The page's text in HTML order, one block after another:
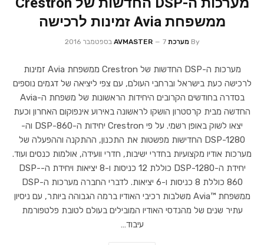
ממשפחת Avia זמינות לרכישה
By מערכת AVMASTER7 בספטמבר 2016
מערכות ה-DSP החדשות של Crestron ממשפחת Avia זמינות
לרכישה כעת בישראל וברחבי העולם, עם צפי ליציאה של דגמים נוספים
בסדרה בחודשים הקרובים היחידות הראשונות של משפחת ה-Avia
החדשה מבית קרסטרון הושקו לראשונה באירוע אינפוקום האחרון וכעת
יצאו לשוק באופן רשמי. על פי Crestron יחידות ה-DSP-860 וה-
DSP-1280 החדישות מפשטות את התכנון, ההתקנה וההפעלה של
מערכות אודיו מקצועיות בחדרי ישיבות, חדרי וועידה, אולמות כנסים ועוד.
יחידת ה-DSP-1280 כוללת 12 כניסות ו-8 יציאות ויחידת ה-DSP-
860 כוללת 8 כניסות ו-6 יציאות. לדברי החברה מערכות ה-DSP
ממשפחת ™Avia משלבות רכיבי האודיו ברמה הגבוהה ביותר, עם ניסיון
עתיר שנים של מהנדסי האודיו המובילים בעולם לטובת פלטפורמת
עיבוד…